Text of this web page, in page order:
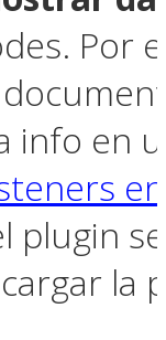
Por
info en
plugin
la